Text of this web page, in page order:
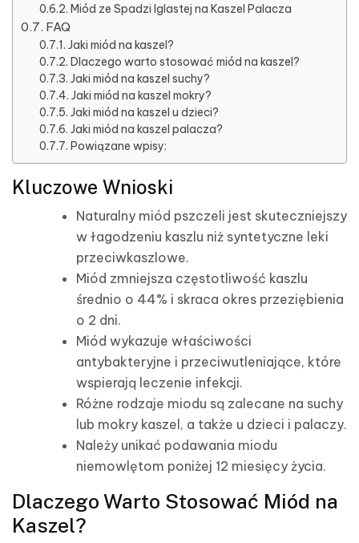
Miód ze Spadzi Iglastej na Kaszel Palacza
FAQ
Jaki miód na kaszel?
Dlaczego warto stosować miód na kaszel?
Jaki miód na kaszel suchy?
Jaki miód na kaszel mokry?
Jaki miód na kaszel u dzieci?
Jaki miód na kaszel palacza?
Powiązane wpisy:
Kluczowe Wnioski
Naturalny miód pszczeli jest skuteczniejszy
w łagodzeniu kaszlu niż syntetyczne leki
przeciwkaszlowe.
Miód zmniejsza częstotliwość kaszlu
średnio o 44% i skraca okres przeziębienia
o 2 dni.
Miód wykazuje właściwości
antybakteryjne i przeciwutleniające, które
wspierają leczenie infekcji.
Różne rodzaje miodu są zalecane na suchy
lub mokry kaszel, a także u dzieci i palaczy.
Należy unikać podawania miodu
niemowlętom poniżej 12 miesięcy życia.
Dlaczego Warto Stosować Miód na
Kaszel?